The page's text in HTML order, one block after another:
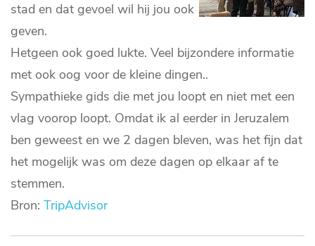
stad en dat gevoel wil hij jou ook
geven.
Hetgeen ook goed lukte. Veel bijzondere informatie
met ook oog voor de kleine dingen..
Sympathieke gids die met jou loopt en niet met een
vlag voorop loopt. Omdat ik al eerder in Jeruzalem
ben geweest en we 2 dagen bleven, was het fijn dat
het mogelijk was om deze dagen op elkaar af te
stemmen.
Bron: TripAdvisor